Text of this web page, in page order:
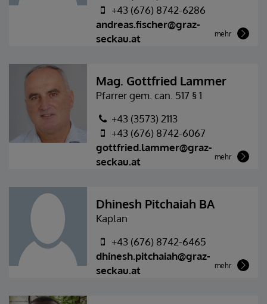
+43 (676) 8742-6286
andreas.fischer@graz-
seckau.at
mehr
Mag. Gottfried Lammer
Pfarrer gem. can. 517 § 1
+43 (3573) 2113
+43 (676) 8742-6067
gottfried.lammer@graz-
seckau.at
mehr
Dhinesh Pitchaiah BA
Kaplan
+43 (676) 8742-6465
dhinesh.pitchaiah@graz-
seckau.at
mehr